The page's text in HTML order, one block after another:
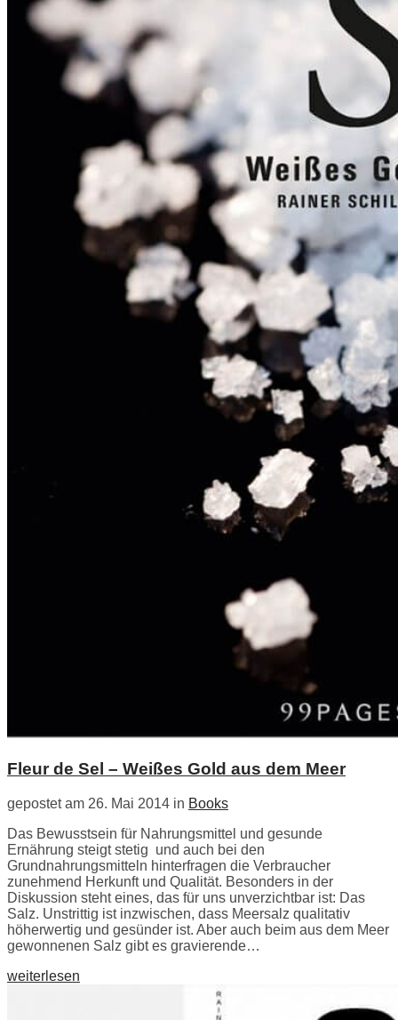
Fleur de Sel – Weißes Gold aus dem Meer
gepostet am 26. Mai 2014 in Books
Das Bewusstsein für Nahrungsmittel und gesunde
Ernährung steigt stetig und auch bei den
Grundnahrungsmitteln hinterfragen die Verbraucher
zunehmend Herkunft und Qualität. Besonders in der
Diskussion steht eines, das für uns unverzichtbar ist: Das
Salz. Unstrittig ist inzwischen, dass Meersalz qualitativ
höherwertig und gesünder ist. Aber auch beim aus dem Meer
gewonnenen Salz gibt es gravierende…
weiterlesen